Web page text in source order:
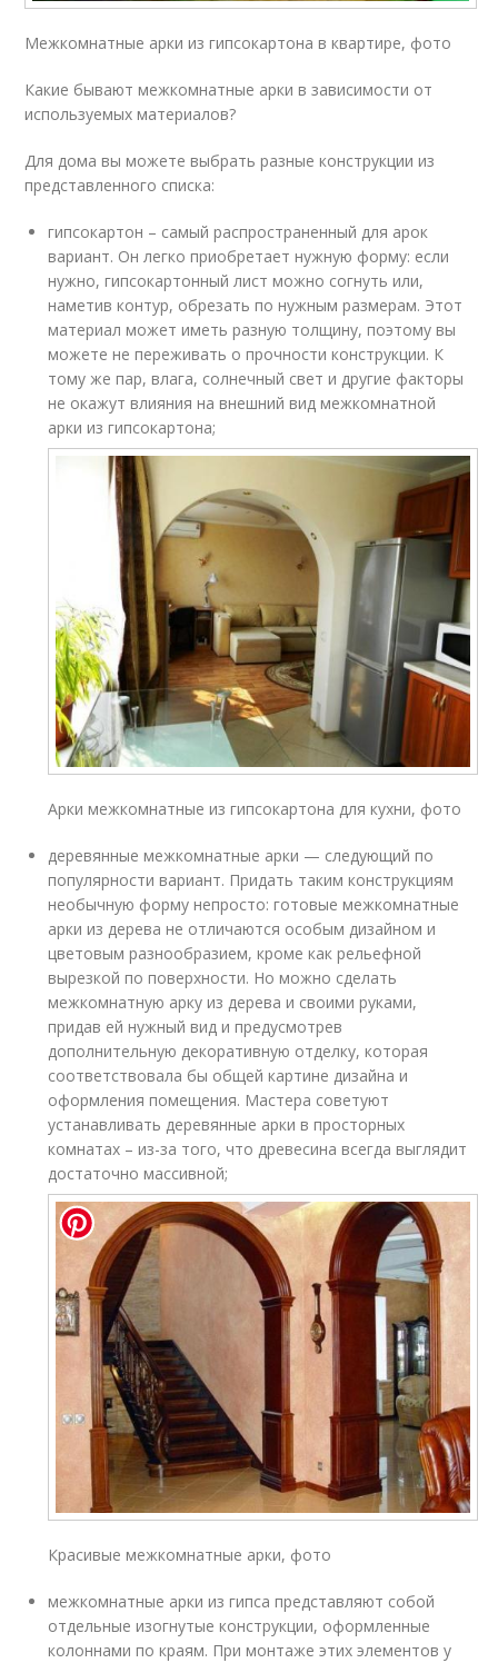
Межкомнатные арки из гипсокартона в квартире, фото
Какие бывают межкомнатные арки в зависимости от
используемых материалов?
Для дома вы можете выбрать разные конструкции из
представленного списка:
гипсокартон – самый распространенный для арок
вариант. Он легко приобретает нужную форму: если
нужно, гипсокартонный лист можно согнуть или,
наметив контур, обрезать по нужным размерам. Этот
материал может иметь разную толщину, поэтому вы
можете не переживать о прочности конструкции. К
тому же пар, влага, солнечный свет и другие факторы
не окажут влияния на внешний вид межкомнатной
арки из гипсокартона;
Арки межкомнатные из гипсокартона для кухни, фото
деревянные межкомнатные арки — следующий по
популярности вариант. Придать таким конструкциям
необычную форму непросто: готовые межкомнатные
арки из дерева не отличаются особым дизайном и
цветовым разнообразием, кроме как рельефной
вырезкой по поверхности. Но можно сделать
межкомнатную арку из дерева и своими руками,
придав ей нужный вид и предусмотрев
дополнительную декоративную отделку, которая
соответствовала бы общей картине дизайна и
оформления помещения. Мастера советуют
устанавливать деревянные арки в просторных
комнатах – из-за того, что древесина всегда выглядит
достаточно массивной;
Красивые межкомнатные арки, фото
межкомнатные арки из гипса представляют собой
отдельные изогнутые конструкции, оформленные
колоннами по краям. При монтаже этих элементов у